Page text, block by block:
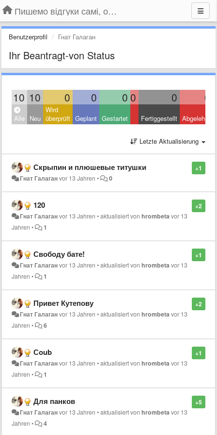
Пишемо відгуки самі, обговорюємо інші ідеї та пропозиції до Громадського Телебачення
Benutzerprofil Гнат Галаган
Ihr Beantragt-von Status
10 10 0 0 0 0 0 0
Alle Neu
Wird
überprüft Geplant Gestartet Fertiggestellt Abgelehnt
Letzte Aktualisierung
+1
Скрыпин и плюшевые титушки
Гнат Галаганvor 13 Jahren • 0
+2
120
Гнат Галаганvor 13 Jahren •aktualisiert vonhrombetavor 13
Jahren • 1
+1
Свободу бате!
Гнат Галаганvor 13 Jahren •aktualisiert vonhrombetavor 13
Jahren • 1
+2
Привет Кутепову
Гнат Галаганvor 13 Jahren •aktualisiert vonhrombetavor 13
Jahren • 6
+1
Сoub
Гнат Галаганvor 13 Jahren •aktualisiert vonhrombetavor 13
Jahren • 1
+5
Для панков
Гнат Галаганvor 13 Jahren •aktualisiert vonhrombetavor 13
Jahren • 4